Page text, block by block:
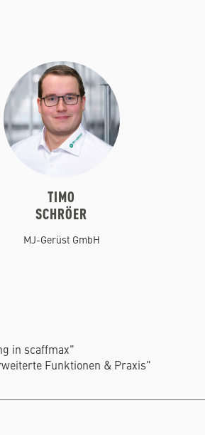
TIMO
SCHRÖER
MJ-Gerüst GmbH
in scaffmax"
Funktionen & Praxis"